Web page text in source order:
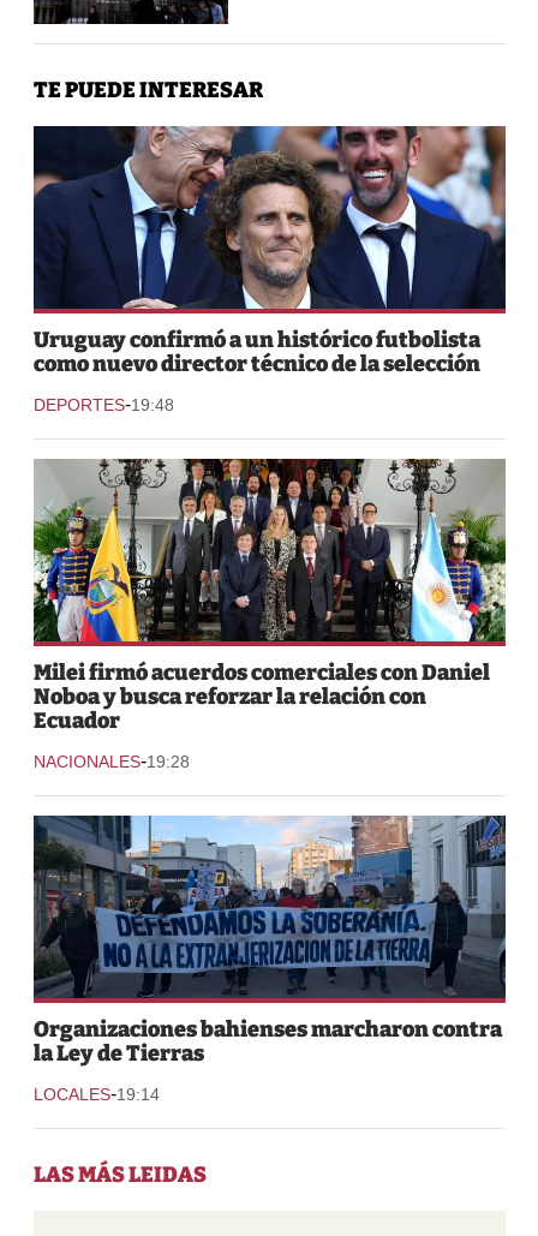
TE PUEDE INTERESAR
Uruguay confirmó a un histórico futbolista
como nuevo director técnico de la selección
DEPORTES-19:48
Milei firmó acuerdos comerciales con Daniel
Noboa y busca reforzar la relación con
Ecuador
NACIONALES-19:28
Organizaciones bahienses marcharon contra
la Ley de Tierras
LOCALES-19:14
LAS MÁS LEIDAS